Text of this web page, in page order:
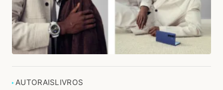
AUTORAISLIVROS